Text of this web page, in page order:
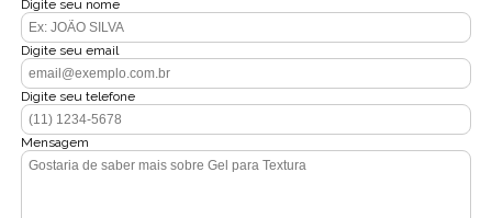
Digite seu nome
Digite seu email
Digite seu telefone
Mensagem